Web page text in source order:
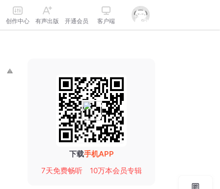
创作中心 有声出版 开通会员 客户端
下载手机APP
7天免费畅听
10万本会员专辑